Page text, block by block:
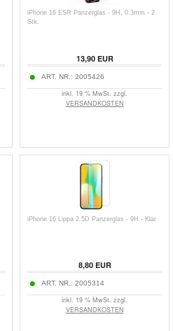
iPhone 16 ESR Panzerglas - 9H, 0.3mm - 2
Stk.
13,90EUR
ART. NR.: 2005426
inkl. 19 % MwSt. zzgl.
VERSANDKOSTEN
iPhone 16 Lippa 2.5D Panzerglas - 9H - Klar
8,80EUR
ART. NR.: 2005314
inkl. 19 % MwSt. zzgl.
VERSANDKOSTEN